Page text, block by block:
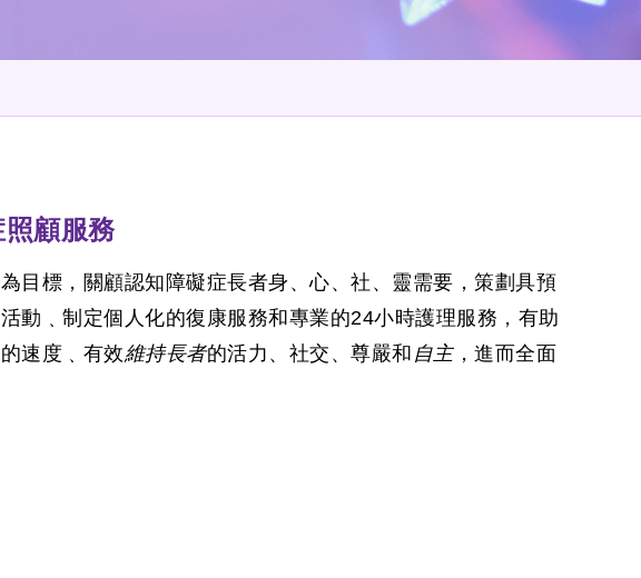
顧服務
目標，關顧認知障礙症長者身、心、社、靈需要，策劃具預
動﹑制定個人化的復康服務和專業的24小時護理服務，有助
速度﹑有效維持長者的活力、社交、尊嚴和 自主，進而全面